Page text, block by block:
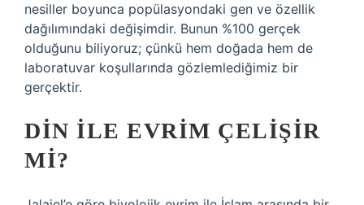
nesiller boyunca popülasyondaki gen ve özellik
dağılımındaki değişimdir. Bunun %100 gerçek
olduğunu biliyoruz; çünkü hem doğada hem de
laboratuvar koşullarında gözlemlediğimiz bir
gerçektir.
DIN ILE EVRIM ÇELIŞIR
MI?